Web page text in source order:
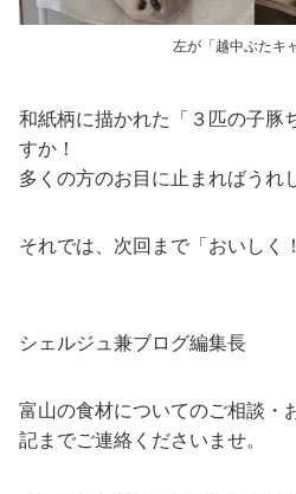
左が「越中ぶたキ
和紙柄に描かれた「３匹の子豚
すか！
多くの方のお目に止まればうれ
それでは、次回まで「おいしく
食材
シェルジュ兼ブログ編集長
富山の食材についてのご相談・
記までご連絡くださいませ。